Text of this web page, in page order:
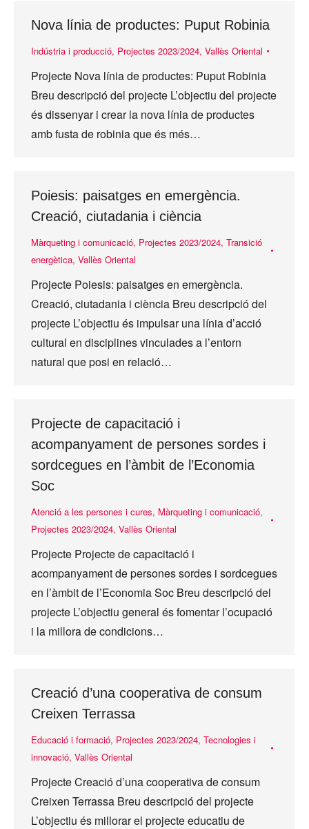
Nova línia de productes: Puput Robinia
Indústria i producció, Projectes 2023/2024, Vallès Oriental
Projecte Nova línia de productes: Puput Robinia
Breu descripció del projecte L’objectiu del projecte
és dissenyar i crear la nova línia de productes
amb fusta de robinia que és més…
Poiesis: paisatges en emergència.
Creació, ciutadania i ciència
Màrqueting i comunicació, Projectes 2023/2024, Transició
energètica, Vallès Oriental
Projecte Poiesis: paisatges en emergència.
Creació, ciutadania i ciència Breu descripció del
projecte L’objectiu és impulsar una línia d’acció
cultural en disciplines vinculades a l’entorn
natural que posi en relació…
Projecte de capacitació i
acompanyament de persones sordes i
sordcegues en l’àmbit de l’Economia
Soc
Atenció a les persones i cures, Màrqueting i comunicació,
Projectes 2023/2024, Vallès Oriental
Projecte Projecte de capacitació i
acompanyament de persones sordes i sordcegues
en l’àmbit de l’Economia Soc Breu descripció del
projecte L’objectiu general és fomentar l’ocupació
i la millora de condicions…
Creació d’una cooperativa de consum
Creixen Terrassa
Educació i formació, Projectes 2023/2024, Tecnologies i
innovació, Vallès Oriental
Projecte Creació d’una cooperativa de consum
Creixen Terrassa Breu descripció del projecte
L’objectiu és millorar el projecte educatiu de